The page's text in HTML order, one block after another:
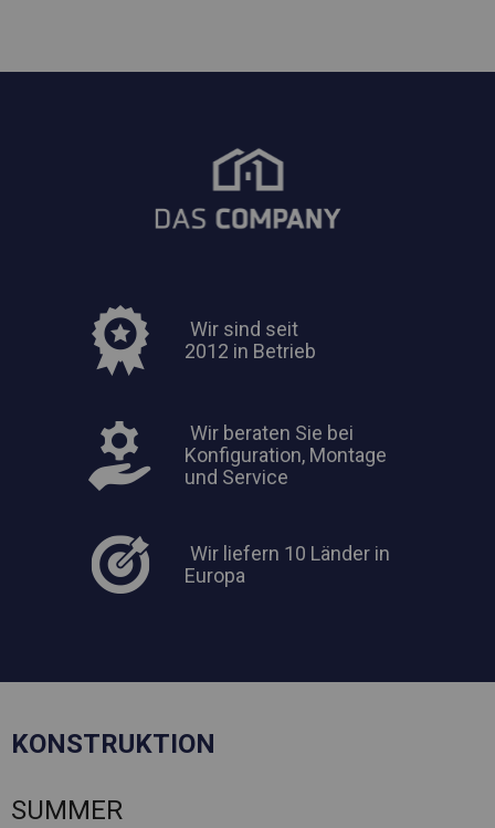
Wir sind seit
2012 in Betrieb
Wir beraten Sie bei
Konfiguration, Montage
und Service
Wir liefern 10 Länder in
Europa
KONSTRUKTION
SUMMER